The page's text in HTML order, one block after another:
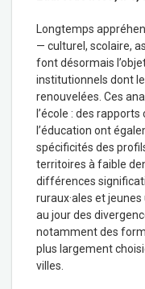
Longtemps
— culturel, scolaire,
font désormais
institutionnels dont
renouvelées. Ces
l’école : des
l’éducation ont
spécificités des
territoires à faible
différences
ruraux·ales et
au jour des
notamment des
plus largement
villes.